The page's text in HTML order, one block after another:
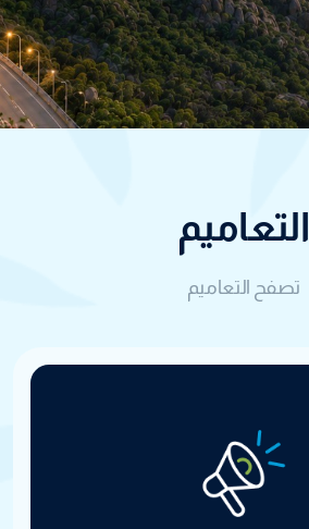
التعاميم
تصفح التعاميم